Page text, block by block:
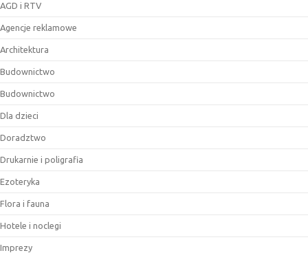
AGD i RTV
Agencje reklamowe
Architektura
Budownictwo
Budownictwo
Dla dzieci
Doradztwo
Drukarnie i poligrafia
Ezoteryka
Flora i fauna
Hotele i noclegi
Imprezy